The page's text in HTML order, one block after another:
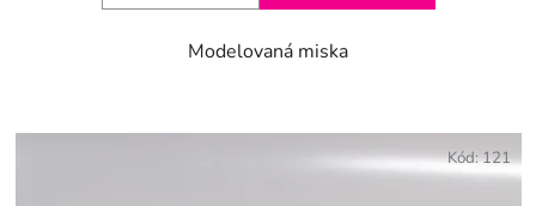
Modelovaná miska
Kód:121